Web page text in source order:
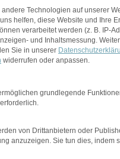
Technologien auf unserer
helfen, diese Website und Ihre
verarbeitet werden (z. B. IP-
und Inhaltsmessung.
Sie in unserer
widerrufen oder anpassen.
Gruppen, für die eine
grundlegende
von Drittanbietern oder
anzuzeigen. Sie tun dies, indem